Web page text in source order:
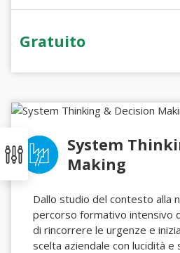
Gratuito
System
Making
Dallo studio del contesto alla
percorso formativo intensivo
di rincorrere le urgenze e
scelta aziendale con lucidità